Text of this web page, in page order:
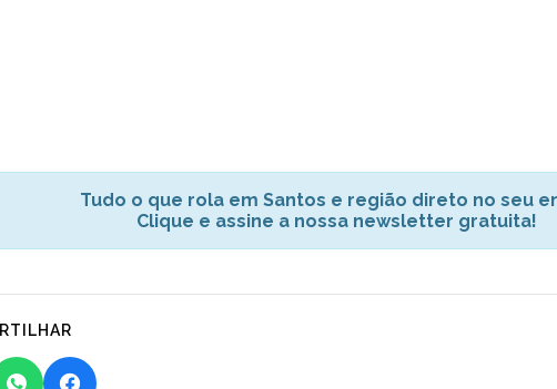
Tudo o que rola em Santos e região direto no seu
Clique e assine a nossa newsletter gratuita!